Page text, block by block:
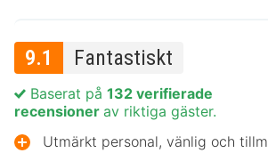
9.1 Fantastiskt
Baserat på 132 verifierade
recensioner av riktiga gäster.
Utmärkt personal, vänlig och